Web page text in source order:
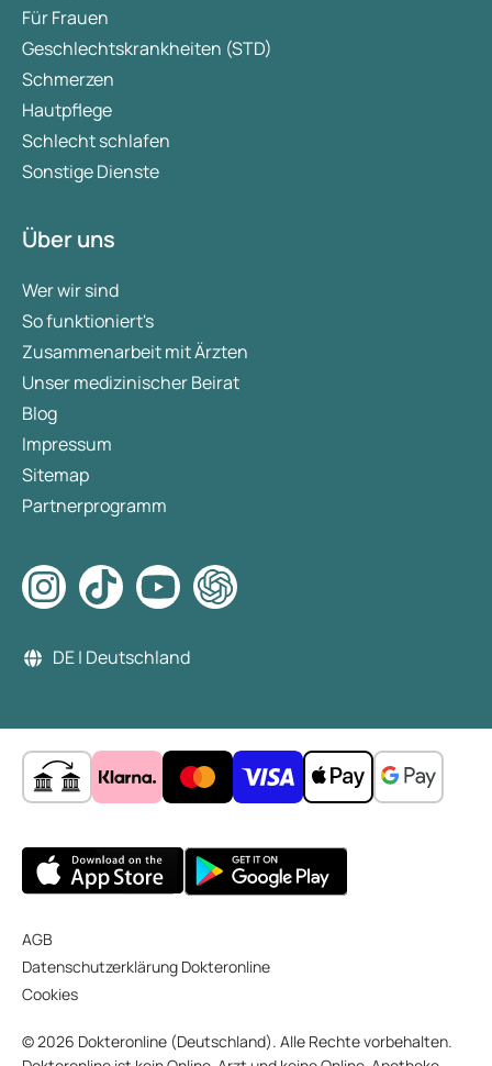
Für Frauen
Geschlechtskrankheiten (STD)
Schmerzen
Hautpflege
Schlecht schlafen
Sonstige Dienste
Über uns
Wer wir sind
So funktioniert's
Zusammenarbeit mit Ärzten
Unser medizinischer Beirat
Blog
Impressum
Sitemap
Partnerprogramm
DE | Deutschland
AGB
Datenschutzerklärung Dokteronline
Cookies
© 2026 Dokteronline (Deutschland). Alle Rechte vorbehalten.